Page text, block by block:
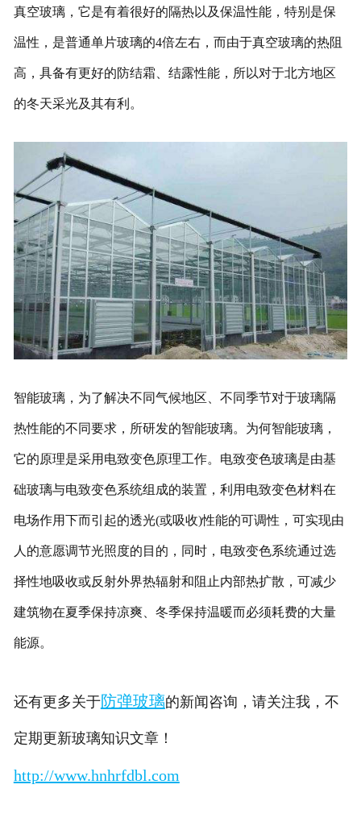
真空玻璃，它是有着很好的隔热以及保温性能，特别是保
温性，是普通单片玻璃的4倍左右，而由于真空玻璃的热阻
高，具备有更好的防结霜、结露性能，所以对于北方地区
的冬天采光及其有利。
智能玻璃，为了解决不同气候地区、不同季节对于玻璃隔
热性能的不同要求，所研发的智能玻璃。为何智能玻璃，
它的原理是采用电致变色原理工作。电致变色玻璃是由基
础玻璃与电致变色系统组成的装置，利用电致变色材料在
电场作用下而引起的透光(或吸收)性能的可调性，可实现由
人的意愿调节光照度的目的，同时，电致变色系统通过选
择性地吸收或反射外界热辐射和阻止内部热扩散，可减少
建筑物在夏季保持凉爽、冬季保持温暖而必须耗费的大量
能源。
还有更多关于防弹玻璃的新闻咨询，请关注我，不
定期更新玻璃知识文章！
http://www.hnhrfdbl.com